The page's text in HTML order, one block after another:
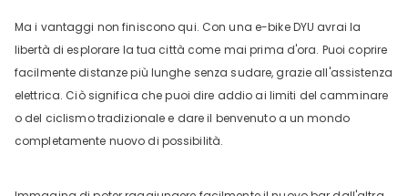
Ma i vantaggi non finiscono qui. Con una e-bike DYU avrai la
libertà di esplorare la tua città come mai prima d'ora. Puoi coprire
facilmente distanze più lunghe senza sudare, grazie all'assistenza
elettrica. Ciò significa che puoi dire addio ai limiti del camminare
o del ciclismo tradizionale e dare il benvenuto a un mondo
completamente nuovo di possibilità.